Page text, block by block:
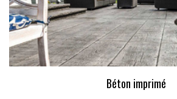
Béton imprimé